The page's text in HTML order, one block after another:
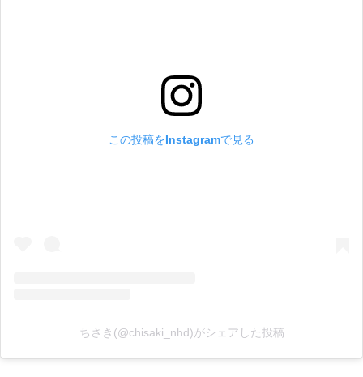
この投稿をInstagramで見る
ちさき(@chisaki_nhd)がシェアした投稿